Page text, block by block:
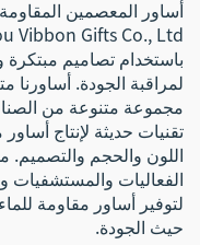
أساور المعصمين
باستخدام تصاميم
لمراقبة الجودة. أساورنا
مجموعة متنوعة من
تقنيات حديثة لإنتاج
اللون والحجم والتصميم.
الفعاليات والمستشفيات
لتوفير أساور مقاومة
حيث الجودة.